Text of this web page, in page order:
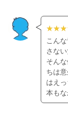
こん
さな
そん
ちは
はえ
本も